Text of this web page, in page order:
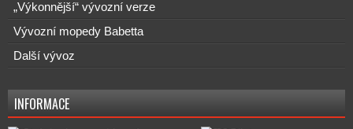
„Výkonnější“ vývozní verze
Vývozní mopedy Babetta
Další vývoz
INFORMACE